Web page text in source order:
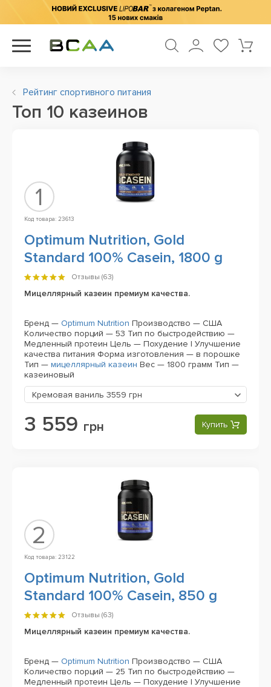
Рейтинг спортивного питания
Топ 10 казеинов
1
Код товара: 23613
Optimum Nutrition, Gold
Standard 100% Casein, 1800 g
Отзывы (63)
Мицеллярный казеин премиум качества.
Бренд — Optimum Nutrition Производство — США
Количество порций — 53 Тип по быстродействию —
Медленный протеин Цель — Похудение | Улучшение
качества питания Форма изготовления — в порошке
Тип — мицеллярный казеин Вес — 1800 грамм Тип —
казеиновый
Кремовая ваниль 3559 грн
3 559 грн Купить
2
Код товара: 23122
Optimum Nutrition, Gold
Standard 100% Casein, 850 g
Отзывы (63)
Мицеллярный казеин премиум качества.
Бренд — Optimum Nutrition Производство — США
Количество порций — 25 Тип по быстродействию —
Медленный протеин Цель — Похудение | Улучшение